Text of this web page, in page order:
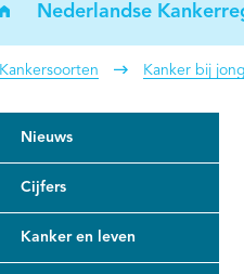
Nederlandse
Kankersoorten Kanker bij
Nieuws
Cijfers
Kanker en leven